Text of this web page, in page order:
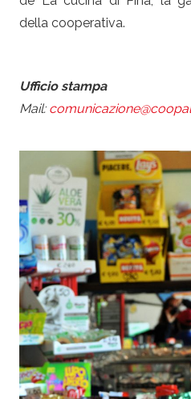
della cooperativa.
Ufficio stampa
Mail: